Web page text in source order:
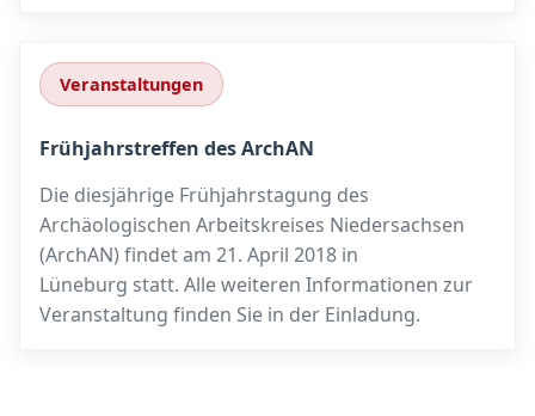
Veranstaltungen
Frühjahrstreffen des ArchAN
Die diesjährige Frühjahrstagung des
Archäologischen Arbeitskreises Niedersachsen
(ArchAN) findet am 21. April 2018 in
Lüneburg statt. Alle weiteren Informationen zur
Veranstaltung finden Sie in der Einladung.